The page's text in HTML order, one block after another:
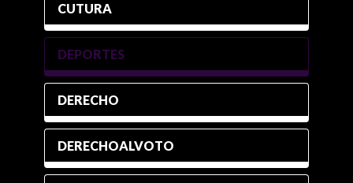
CUTURA
DEPORTES
DERECHO
DERECHOALVOTO